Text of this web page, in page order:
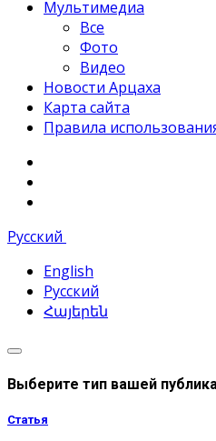
Мультимедиа
Все
Фото
Видео
Новости Арцаха
Карта сайта
Правила
Русский
English
Русский
Հայերեն
Выберите тип вашей
Статья